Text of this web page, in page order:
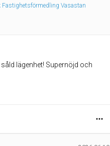
Fastighetsförmedling Vasastan
lägenhet! Supernöjd och